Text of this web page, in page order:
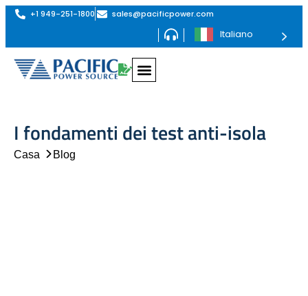
+1 949-251-1800 sales@pacificpower.com
Italiano
I fondamenti dei test anti-isola
Casa Blog